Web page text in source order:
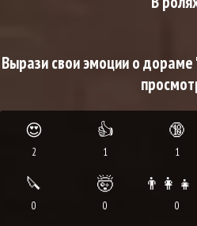
Вырази свои эмоции о
😍
2
👍
1
🔞
1
🔪
0
🤯
0 0